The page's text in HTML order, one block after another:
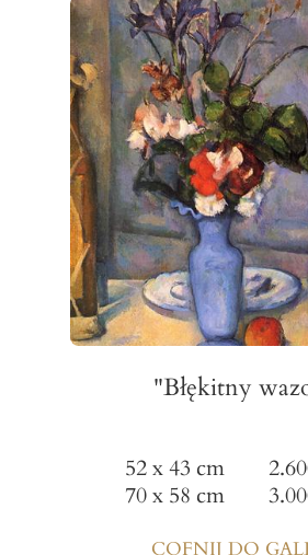
COFNIJ DO
52 x 43 cm
70 x 58 cm
"Błękitny